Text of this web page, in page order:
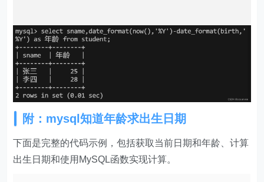
附：mysql知道年龄求出生日期
下面是完整的代码示例，包括获取当前日期和年龄、计算
出生日期和使用MySQL函数实现计算。